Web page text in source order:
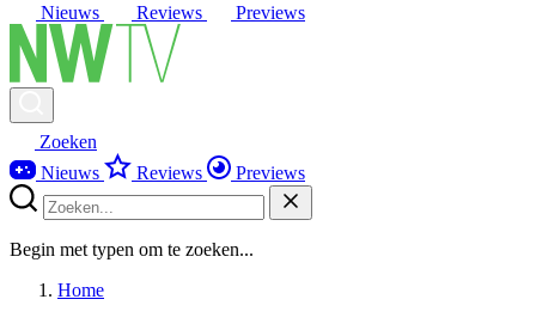
Nieuws Reviews Previews
Zoeken
Nieuws
Reviews Previews
Begin met typen om te zoeken...
Home